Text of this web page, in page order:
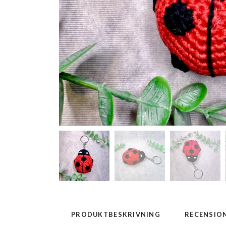
PRODUKTBESKRIVNING